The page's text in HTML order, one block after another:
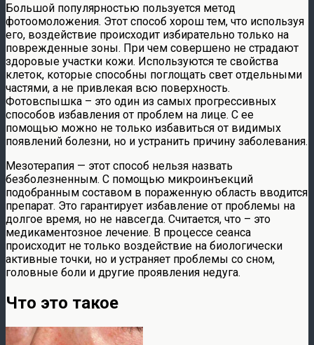
Большой популярностью пользуется метод
фотоомоложения. Этот способ хорош тем, что используя
его, воздействие происходит избирательно только на
поврежденные зоны. При чем совершено не страдают
здоровые участки кожи. Используются те свойства
клеток, которые способны поглощать свет отдельными
частями, а не привлекая всю поверхность.
Фотовспышка – это один из самых прогрессивных
способов избавления от проблем на лице. С ее
помощью можно не только избавиться от видимых
появлений болезни, но и устранить причину заболевания.
Мезотерапия — этот способ нельзя назвать
безболезненным. С помощью микроинъекций
подобранным составом в пораженную область вводится
препарат. Это гарантирует избавление от проблемы на
долгое время, но не навсегда. Считается, что – это
медикаментозное лечение. В процессе сеанса
происходит не только воздействие на биологически
активные точки, но и устраняет проблемы со сном,
головные боли и другие проявления недуга.
Что это такое